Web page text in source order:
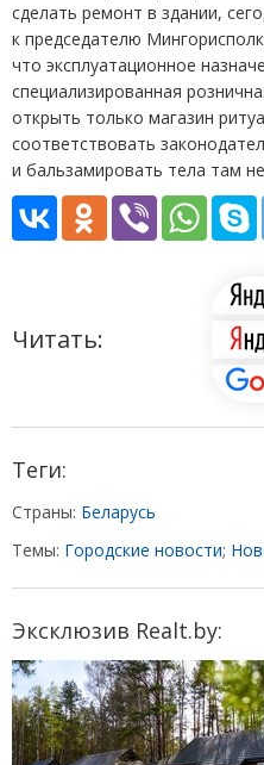
сделать ремонт в здании,
к председателю
что эксплуатационное
специализированная
открыть только магазин
соответствовать
и бальзамировать тела там
Читать:
Теги:
Страны: Беларусь
Темы: Городские новости;
Эксклюзив Realt.by: